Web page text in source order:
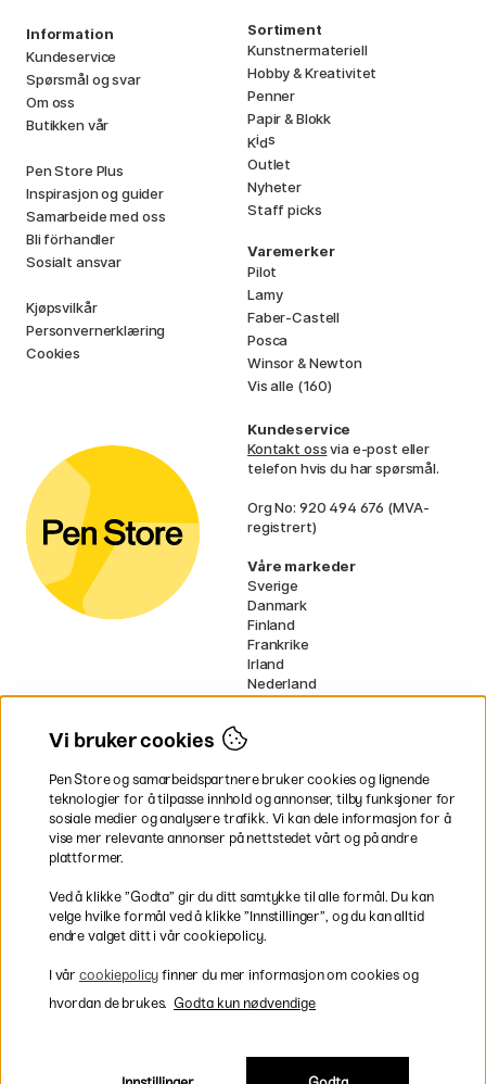
Information
Kundeservice
Spørsmål og svar
Om oss
Butikken vår
Pen Store Plus
Inspirasjon og guider
Samarbeide med oss
Bli förhandler
Sosialt ansvar
Kjøpsvilkår
Personvernerklæring
Cookies
Sortiment
Kunstnermateriell
Hobby & Kreativitet
Penner
Papir & Blokk
Kids
Outlet
Nyheter
Staff picks
Varemerker
Pilot
Lamy
Faber-Castell
Posca
Winsor & Newton
Vis alle (160)
Kundeservice
Kontakt ossvia e-post eller
telefon hvis du har spørsmål.
Org No: 920 494 676 (MVA-
registrert)
Våre markeder
Sverige
Danmark
Finland
Frankrike
Irland
Nederland
Tyskland
* Spesifikkefraktvilkårgjelder for
voluminøse varer.
Rask og smidig levering
Vi bruker cookies
Pen Store og samarbeidspartnere bruker cookies og lignende
teknologier for å tilpasse innhold og annonser, tilby funksjoner for
sosiale medier og analysere trafikk. Vi kan dele informasjon for å
vise mer relevante annonser på nettstedet vårt og på andre
plattformer.
Ved å klikke ”Godta” gir du ditt samtykke til alle formål. Du kan
velge hvilke formål ved å klikke ”Innstillinger”, og du kan alltid
endre valget ditt i vår cookiepolicy.
I vår cookiepolicy finner du mer informasjon om cookies og
hvordan de brukes. Godta kun nødvendige